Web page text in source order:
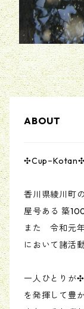
ABOUT
✣Cup−Kotan✣
香川県綾川町
屋号ある 築
また 令和元
において諸活
一人ひとりが
を発揮して豊